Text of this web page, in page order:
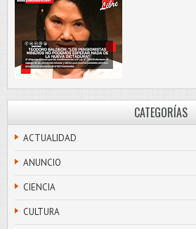
CATEGORÍAS
ACTUALIDAD
ANUNCIO
CIENCIA
CULTURA